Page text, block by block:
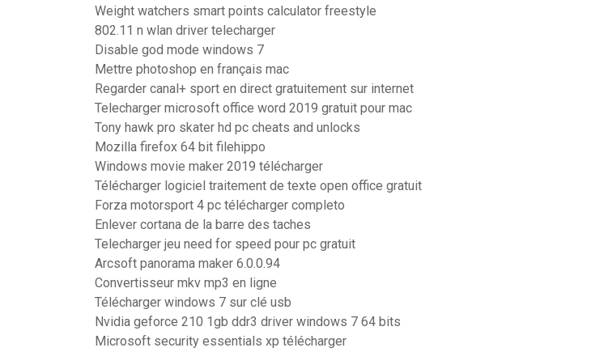
Weight watchers smart points calculator freestyle
802.11 n wlan driver telecharger
Disable god mode windows 7
Mettre photoshop en français mac
Regarder canal+ sport en direct gratuitement sur internet
Telecharger microsoft office word 2019 gratuit pour mac
Tony hawk pro skater hd pc cheats and unlocks
Mozilla firefox 64 bit filehippo
Windows movie maker 2019 télécharger
Télécharger logiciel traitement de texte open office gratuit
Forza motorsport 4 pc télécharger completo
Enlever cortana de la barre des taches
Telecharger jeu need for speed pour pc gratuit
Arcsoft panorama maker 6.0.0.94
Convertisseur mkv mp3 en ligne
Télécharger windows 7 sur clé usb
Nvidia geforce 210 1gb ddr3 driver windows 7 64 bits
Microsoft security essentials xp télécharger